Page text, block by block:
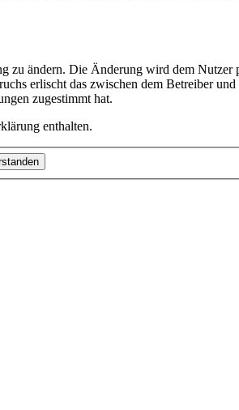
zu ändern. Die Änderung wird dem Nutzer
erlischt das zwischen dem Betreiber
zugestimmt hat.
enthalten.